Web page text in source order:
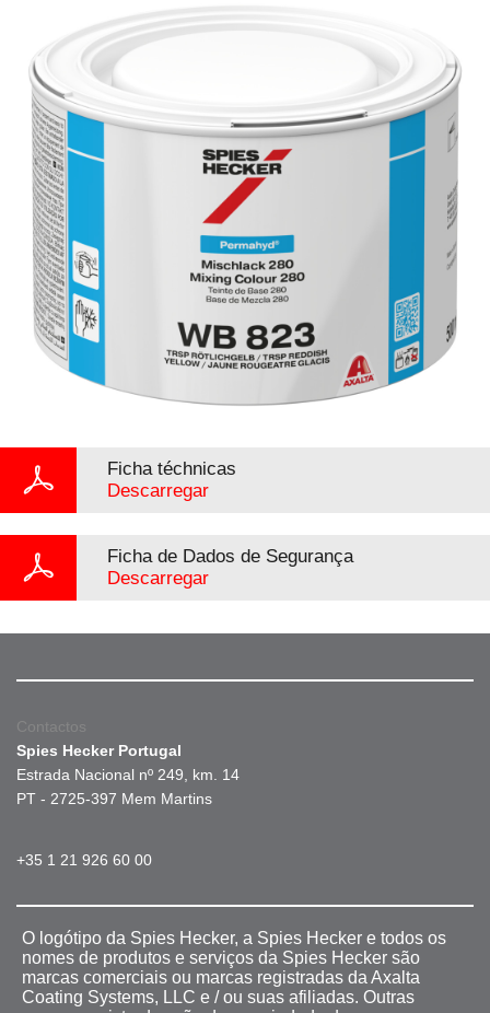
Ficha téchnicas
Descarregar
Ficha de Dados de Segurança
Descarregar
Contactos
Spies Hecker Portugal
Estrada Nacional nº 249, km. 14
PT - 2725-397 Mem Martins
+35 1 21 926 60 00
O logótipo da Spies Hecker, a Spies Hecker e todos os
nomes de produtos e serviços da Spies Hecker são
marcas comerciais ou marcas registradas da Axalta
Coating Systems, LLC e / ou suas afiliadas. Outras